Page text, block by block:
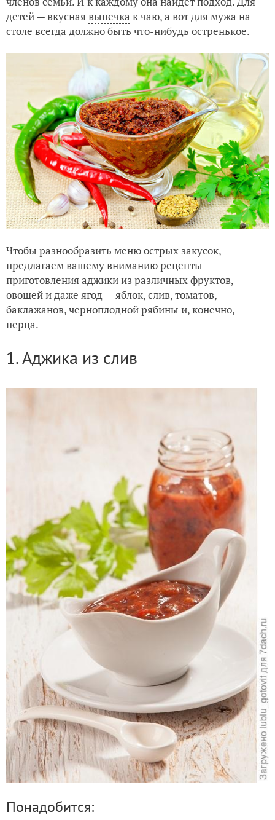
В копилку оригинальных рецептов: мясные блюда с
детей — вкуснаявыпечка к чаю, а вот для мужа на
столе всегда должно быть что-нибудь остренькое.
Чтобы разнообразить меню острых закусок,
предлагаем вашему вниманию рецепты
приготовления аджики из различных фруктов,
овощей и даже ягод — яблок, слив, томатов,
баклажанов, черноплодной рябины и, конечно,
перца.
1. Аджика из слив
Понадобится: